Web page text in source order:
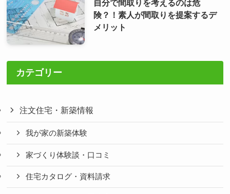
自分で間取りを考えるのは危
険？！素人が間取りを提案するデ
メリット
カテゴリー
注文住宅・新築情報
我が家の新築体験
家づくり体験談・口コミ
住宅カタログ・資料請求